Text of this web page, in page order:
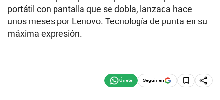
portátil con pantalla que se dobla, lanzada hace
unos meses por Lenovo. Tecnología de punta en su
máxima expresión.
Seguir en